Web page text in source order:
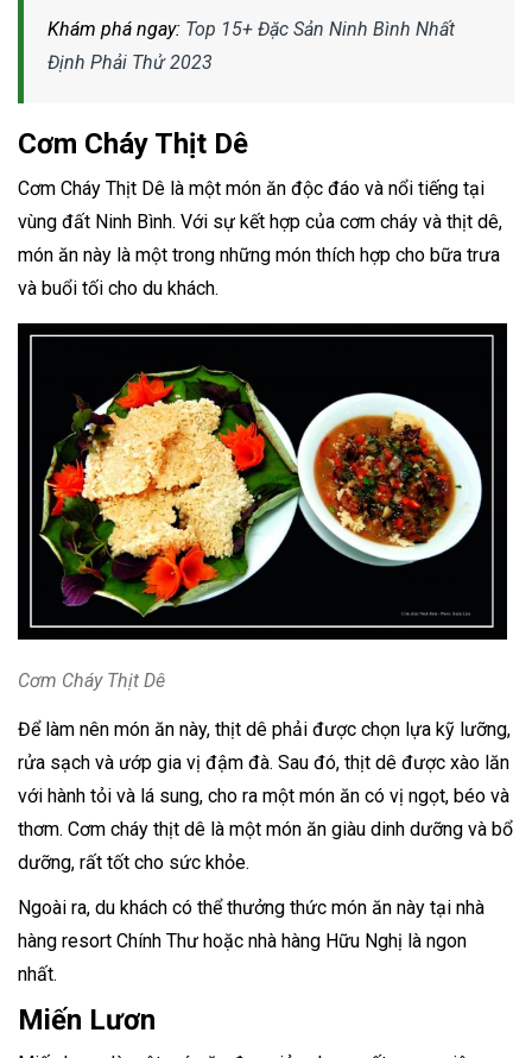
Khám phá ngay: Top 15+ Đặc Sản Ninh Bình Nhất
Định Phải Thử 2023
Cơm Cháy Thịt Dê
Cơm Cháy Thịt Dê là một món ăn độc đáo và nổi tiếng tại
vùng đất Ninh Bình. Với sự kết hợp của cơm cháy và thịt dê,
món ăn này là một trong những món thích hợp cho bữa trưa
và buổi tối cho du khách.
Cơm Cháy Thịt Dê
Để làm nên món ăn này, thịt dê phải được chọn lựa kỹ lưỡng,
rửa sạch và ướp gia vị đậm đà. Sau đó, thịt dê được xào lăn
với hành tỏi và lá sung, cho ra một món ăn có vị ngọt, béo và
thơm. Cơm cháy thịt dê là một món ăn giàu dinh dưỡng và bổ
dưỡng, rất tốt cho sức khỏe.
Ngoài ra, du khách có thể thưởng thức món ăn này tại nhà
hàng resort Chính Thư hoặc nhà hàng Hữu Nghị là ngon
nhất.
Miến Lươn